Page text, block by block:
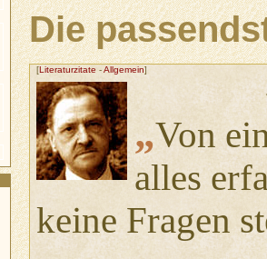
Die
[Literaturzitate -Allgemein]
„Von
alles
keine Fragen